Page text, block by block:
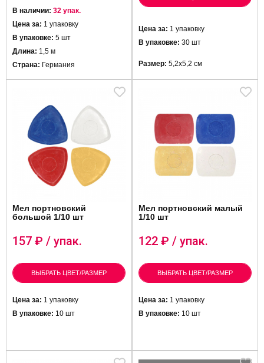
В наличии: 32 упак.
Цена за: 1 упаковку
В упаковке: 5 шт
Длина: 1,5 м
Страна: Германия
Цена за: 1 упаковку
В упаковке: 30 шт
Размер: 5,2х5,2 см
Мел портновский
большой 1/10 шт
157 ₽ / упак.
ВЫБРАТЬ ЦВЕТ/РАЗМЕР
Цена за: 1 упаковку
В упаковке: 10 шт
Мел портновский малый
1/10 шт
122 ₽ / упак.
ВЫБРАТЬ ЦВЕТ/РАЗМЕР
Цена за: 1 упаковку
В упаковке: 10 шт